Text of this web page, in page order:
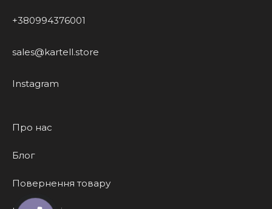
+380994376001
sales@kartell.store
Instagram
Про нас
Блог
Повернення товару